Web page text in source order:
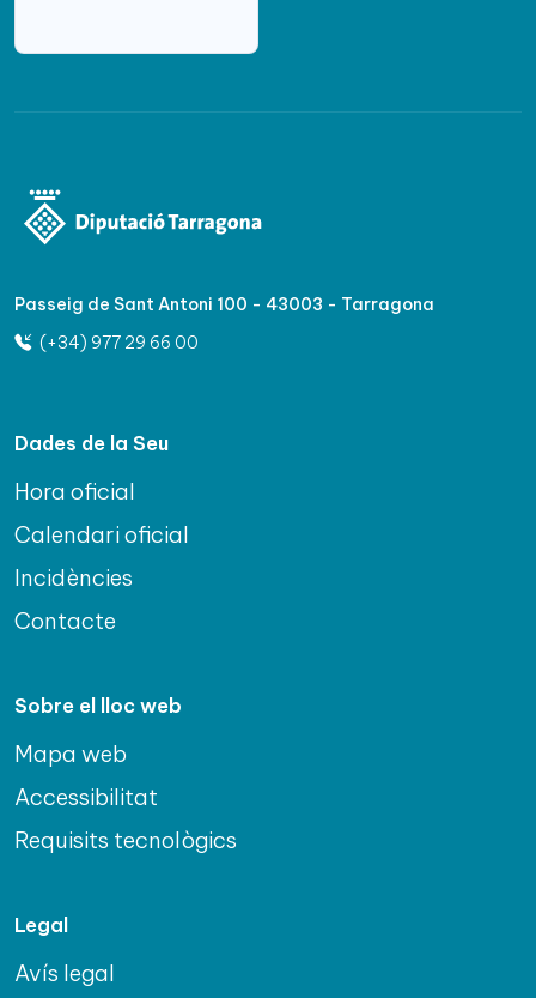
Passeig de Sant Antoni 100 - 43003 - Tarragona
(+34) 977 29 66 00
Dades de la Seu
Hora oficial
Calendari oficial
Incidències
Contacte
Sobre el lloc web
Mapa web
Accessibilitat
Requisits tecnològics
Legal
Avís legal